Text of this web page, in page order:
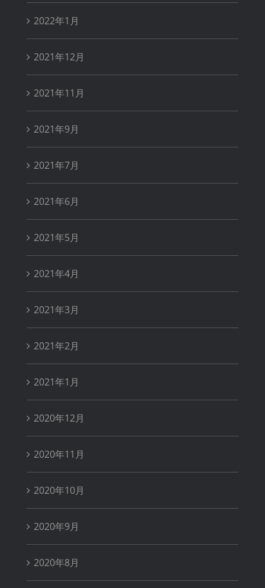
2022年1月
2021年12月
2021年11月
2021年9月
2021年7月
2021年6月
2021年5月
2021年4月
2021年3月
2021年2月
2021年1月
2020年12月
2020年11月
2020年10月
2020年9月
2020年8月